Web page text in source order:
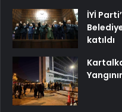
İYİ
katıldı